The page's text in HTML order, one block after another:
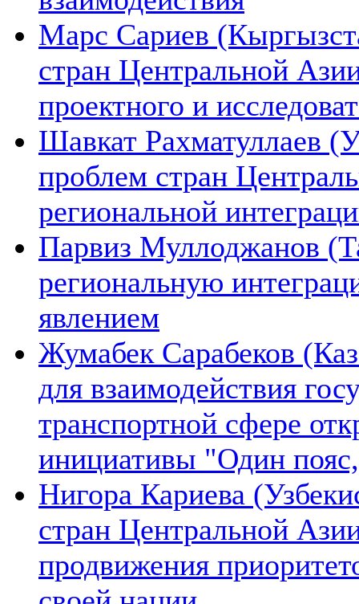
Марс Сариев
стран Центральной
проектного и
Шавкат Рахматуллаев
проблем стран
региональной
Парвиз Муллоджанов
региональную
явлением
Жумабек Сарабеков
для взаимодействия
транспортной сфере
инициативы "Один
Нигора Кариева
стран Центральной
продвижения